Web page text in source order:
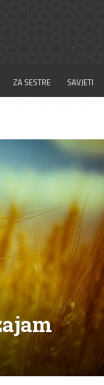
ZA SESTRE SAVJETI